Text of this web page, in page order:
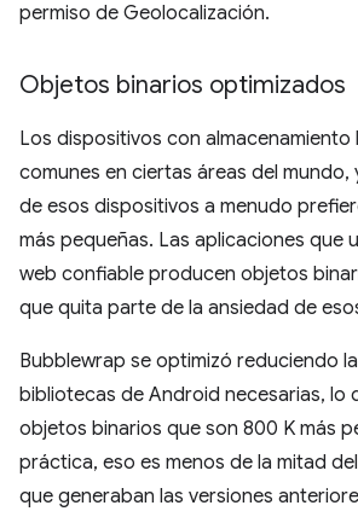
permiso de Geolocalización.
Objetos binarios optimizados
Los dispositivos con almacenamiento
comunes en ciertas áreas del
de esos dispositivos a menudo
más pequeñas. Las aplicaciones que
web confiable producen objetos
que quita parte de la ansiedad de
Bubblewrap se optimizó reduciendo
bibliotecas de Android necesarias, lo
objetos binarios que son 800 K más
práctica, eso es menos de la mitad
que generaban las versiones